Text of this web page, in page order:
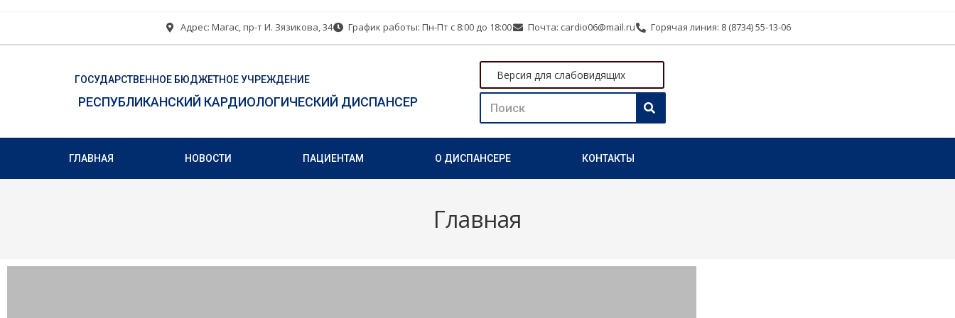
Адрес: Магас, пр-т И. Зязикова, 34 График работы: Пн-Пт с 8:00 до 18:00 Почта: cardio06@mail.ru Горячая линия: 8 (8734) 55-13-06
ГОСУДАРСТВЕННОЕ БЮДЖЕТНОЕ УЧРЕЖДЕНИЕ
РЕСПУБЛИКАНСКИЙ КАРДИОЛОГИЧЕСКИЙ ДИСПАНСЕР
Версия для слабовидящих
ГЛАВНАЯ НОВОСТИ ПАЦИЕНТАМ О ДИСПАНСЕРЕ КОНТАКТЫ
Главная